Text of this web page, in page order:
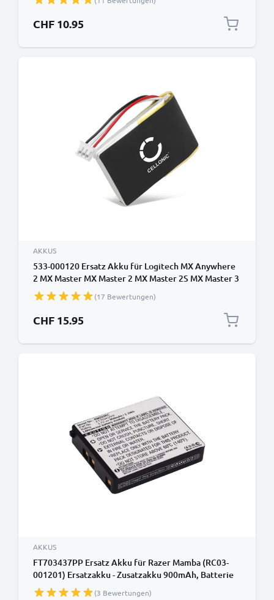
CHF 10.95
AKKUS
533-000120 Ersatz Akku für Logitech MX Anywhere
2 MX Master MX Master 2 MX Master 2S MX Master 3
MX Ergo Ersatzakku - Zusatzakku 450mAh, Batterie
(17 Bewertungen)
CHF 15.95
AKKUS
FT703437PP Ersatz Akku für Razer Mamba (RC03-
001201) Ersatzakku - Zusatzakku 900mAh, Batterie
(3 Bewertungen)